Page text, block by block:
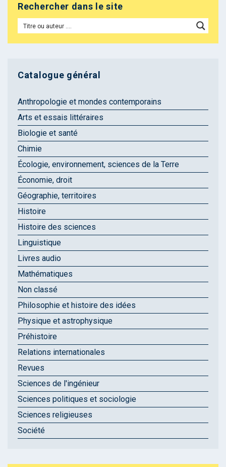
Rechercher dans le site
Catalogue général
Anthropologie et mondes contemporains
Arts et essais littéraires
Biologie et santé
Chimie
Écologie, environnement, sciences de la Terre
Économie, droit
Géographie, territoires
Histoire
Histoire des sciences
Linguistique
Livres audio
Mathématiques
Non classé
Philosophie et histoire des idées
Physique et astrophysique
Préhistoire
Relations internationales
Revues
Sciences de l'ingénieur
Sciences politiques et sociologie
Sciences religieuses
Société